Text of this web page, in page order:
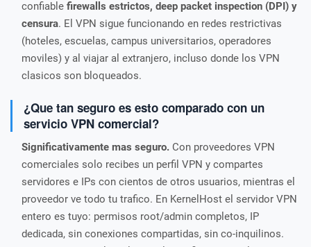
confiable firewalls estrictos, deep packet inspection (DPI) y
censura. El VPN sigue funcionando en redes restrictivas
(hoteles, escuelas, campus universitarios, operadores
moviles) y al viajar al extranjero, incluso donde los VPN
clasicos son bloqueados.
¿Que tan seguro es esto comparado con un
servicio VPN comercial?
Significativamente mas seguro. Con proveedores VPN
comerciales solo recibes un perfil VPN y compartes
servidores e IPs con cientos de otros usuarios, mientras el
proveedor ve todo tu trafico. En KernelHost el servidor VPN
entero es tuyo: permisos root/admin completos, IP
dedicada, sin conexiones compartidas, sin co-inquilinos.